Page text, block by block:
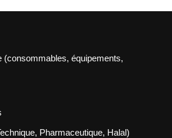
(consommables, équipements,
Pharmaceutique, Halal)